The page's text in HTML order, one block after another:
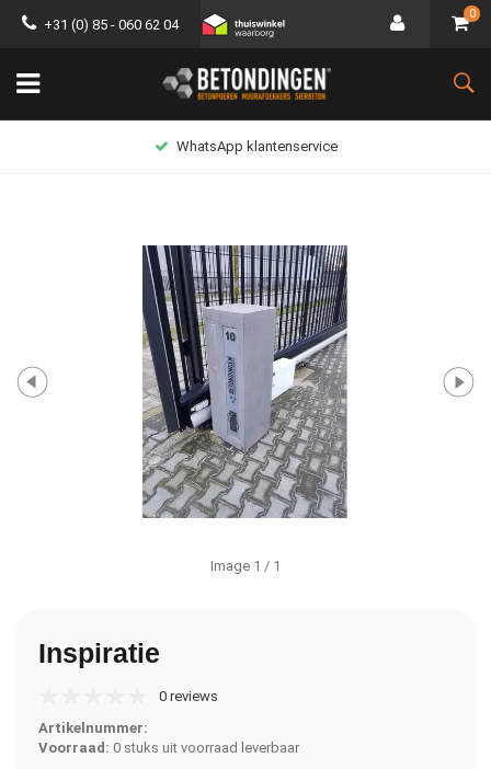
+31 (0) 85 - 060 62 04
0
WhatsApp klantenservice
Image 1 / 1
Inspiratie
0 reviews
Artikelnummer:
Voorraad: 0 stuks uit voorraad leverbaar